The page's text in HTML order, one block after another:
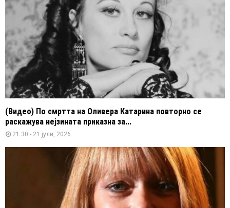
(Видео) По смртта на Оливера Катарина повторно се
раскажува нејзината приказна за...
21:30 - 21 јули, 2026